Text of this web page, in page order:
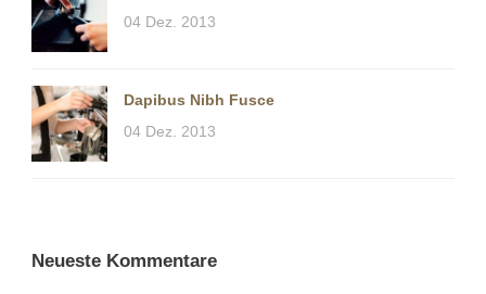
04 Dez. 2013
Dapibus Nibh Fusce
04 Dez. 2013
Neueste Kommentare